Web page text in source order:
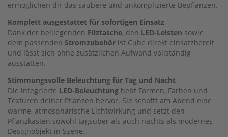
ermöglichen dir das saubere und unkomplizierte Bepflanzen.
Komplett ausgestattet für sofortigen Einsatz
Dank der beiliegenden Filztasche, den LED-Leisten sowie
dem passenden Stromzubehör ist Cube direkt einsatzbereit
und lässt sich ohne zusätzlichen Aufwand vollständig
ausstatten.
Stimmungsvolle Beleuchtung für Tag und Nacht
Die integrierte LED-Beleuchtung hebt Formen, Farben und
Texturen deiner Pflanzen hervor. Sie schafft am Abend eine
warme, atmosphärische Lichtwirkung und setzt den
Pflanzkasten sowohl tagsüber als auch nachts als modernes
Designobjekt in Szene.